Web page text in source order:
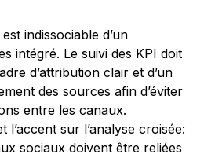
indissociable d’un
intégré. Le suivi des KPI doit
d’attribution clair et d’un
des sources afin d’éviter
entre les canaux.
l’accent sur l’analyse croisée:
sociaux doivent être reliées